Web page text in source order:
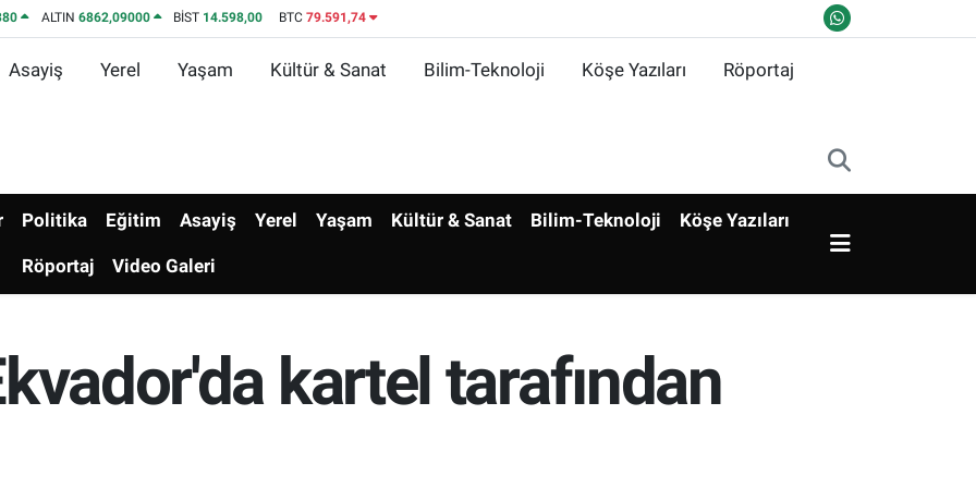
ALTIN 6862,09000 BİST 14.598,00 BTC 79.591,74
Asayiş Yerel Yaşam Kültür & Sanat Bilim-Teknoloji Köşe Yazıları Röportaj
Politika Eğitim Asayiş Yerel Yaşam Kültür & Sanat Bilim-Teknoloji Köşe Yazıları
Röportaj Video Galeri
kartel tarafından